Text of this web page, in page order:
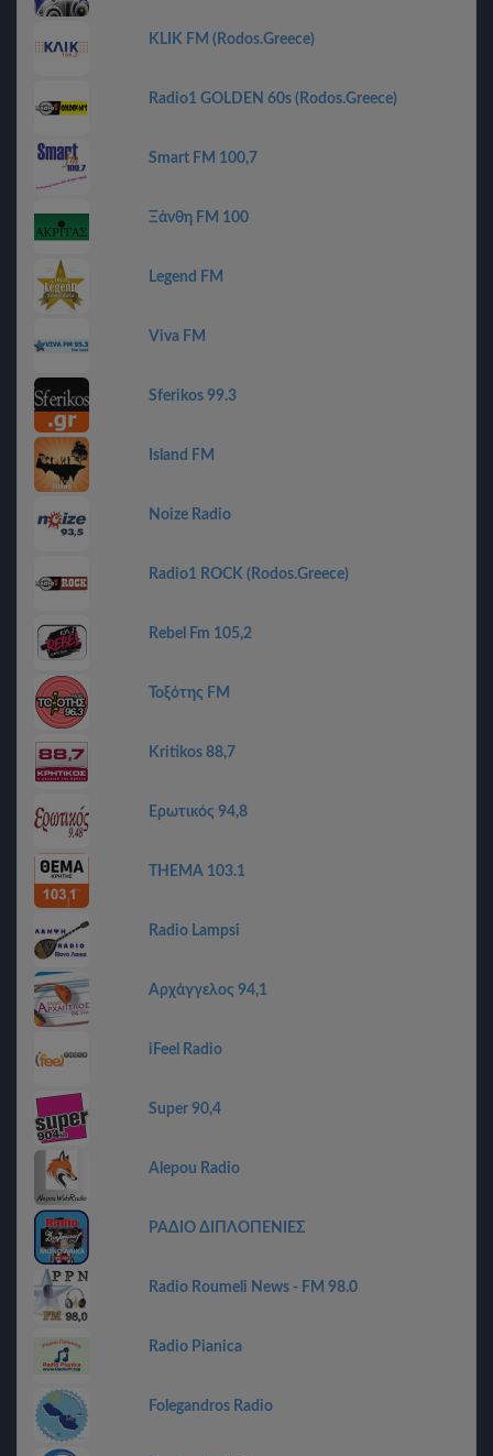
KLIK FM (Rodos.Greece)
Radio1 GOLDEN 60s (Rodos.Greece)
Smart FM 100,7
Ξάνθη FM 100
Legend FM
Viva FM
Sferikos 99.3
Island FM
Noize Radio
Radio1 ROCK (Rodos.Greece)
Rebel Fm 105,2
Τοξότης FM
Kritikos 88,7
Ερωτικός 94,8
THEMA 103.1
Radio Lampsi
Αρχάγγελος 94,1
iFeel Radio
Super 90,4
Alepou Radio
ΡΑΔΙΟ ΔΙΠΛΟΠΕΝΙΕΣ
Radio Roumeli News - FM 98.0
Radio Pianica
Folegandros Radio